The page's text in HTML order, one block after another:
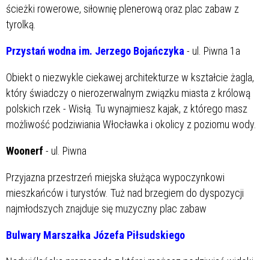
ścieżki rowerowe, siłownię plenerową oraz plac zabaw z
tyrolką.
Przystań wodna im. Jerzego Bojańczyka - ul. Piwna 1a
Obiekt o niezwykle ciekawej architekturze w kształcie żagla,
który świadczy o nierozerwalnym związku miasta z królową
polskich rzek - Wisłą. Tu wynajmiesz kajak, z którego masz
możliwość podziwiania Włocławka i okolicy z poziomu wody.
Woonerf - ul. Piwna
Przyjazna przestrzeń miejska służąca wypoczynkowi
mieszkańców i turystów. Tuż nad brzegiem do dyspozycji
najmłodszych znajduje się muzyczny plac zabaw
Bulwary Marszałka Józefa Piłsudskiego